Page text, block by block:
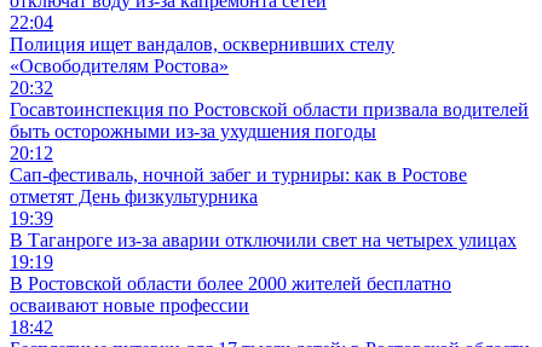
22:04
Полиция ищет вандалов, осквернивших стелу
«Освободителям Ростова»
20:32
Госавтоинспекция по Ростовской области призвала водителей
быть осторожными из-за ухудшения погоды
20:12
Сап-фестиваль, ночной забег и турниры: как в Ростове
отметят День физкультурника
19:39
В Таганроге из-за аварии отключили свет на четырех улицах
19:19
В Ростовской области более 2000 жителей бесплатно
осваивают новые профессии
18:42